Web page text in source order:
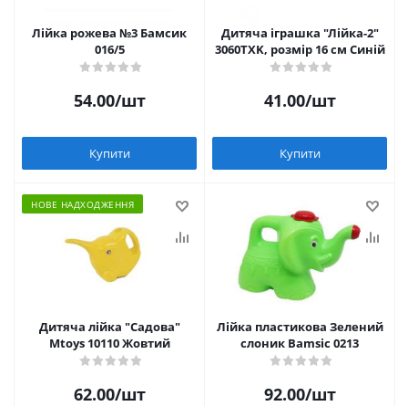
Лійка рожева №3 Бамсик
016/5
54.00/шт
Купити
Дитяча іграшка "Лійка-2"
3060TXK, розмір 16 см Синій
41.00/шт
Купити
НОВЕ НАДХОДЖЕННЯ
Дитяча лійка "Садова"
Mtoys 10110 Жовтий
62.00/шт
Лійка пластикова Зелений
слоник Bamsic 0213
92.00/шт